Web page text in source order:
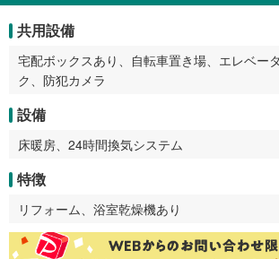
共用設備
宅配ボックスあり、自転車置き場、エレベー
ク、防犯カメラ
設備
床暖房、24時間換気システム
特徴
リフォーム、浴室乾燥機あり